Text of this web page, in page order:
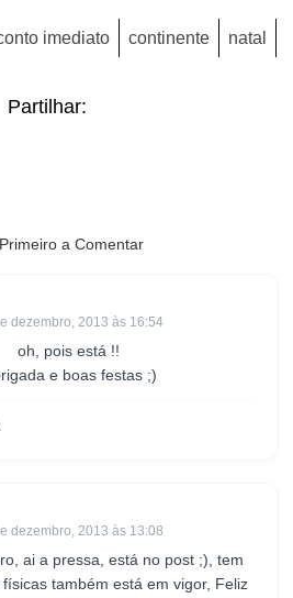
imediato continente natal
Partilhar:
a Comentar
dezembro, 2013 às 16:54
oh, pois está !!
e boas festas ;)
dezembro, 2013 às 13:08
ai a pressa, está no post ;), tem
também está em vigor, Feliz